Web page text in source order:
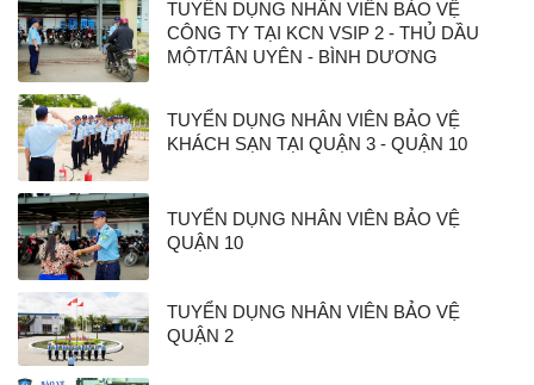
TUYỂN DỤNG NHÂN VIÊN BẢO VỆ
CÔNG TY TẠI KCN VSIP 2 - THỦ DẦU
MỘT/TÂN UYÊN - BÌNH DƯƠNG
TUYỂN DỤNG NHÂN VIÊN BẢO VỆ
KHÁCH SẠN TẠI QUẬN 3 - QUẬN 10
TUYỂN DỤNG NHÂN VIÊN BẢO VỆ
QUẬN 10
TUYỂN DỤNG NHÂN VIÊN BẢO VỆ
QUẬN 2